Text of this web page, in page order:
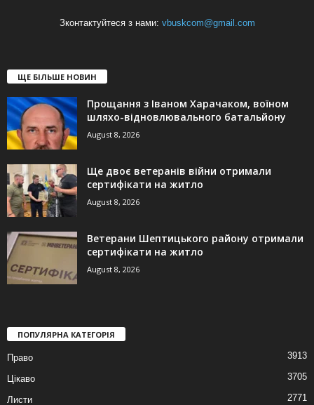
Зконтактуйтеся з нами: vbuskcom@gmail.com
ЩЕ БІЛЬШЕ НОВИН
Прощання з Іваном Харачаком, воїном
шляхо-відновлювального батальйону
August 8, 2026
Ще двоє ветеранів війни отримали
сертифікати на житло
August 8, 2026
Ветерани Шептицького району отримали
сертифікати на житло
August 8, 2026
ПОПУЛЯРНА КАТЕГОРІЯ
Право 3913
Цікаво 3705
Листи 2771